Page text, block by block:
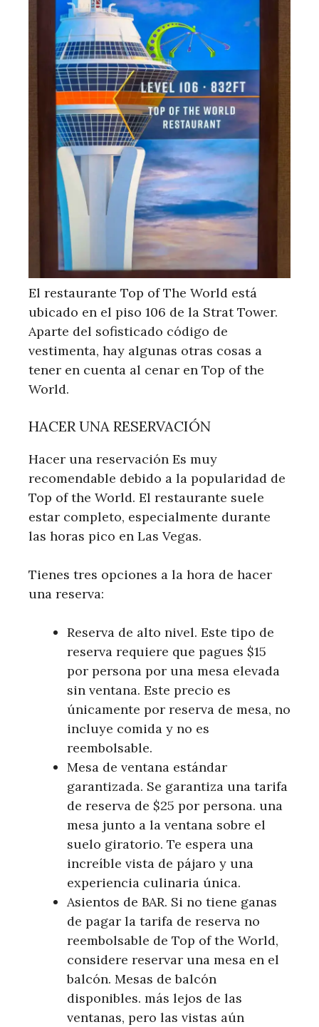
El restaurante Top of The World está
ubicado en el piso 106 de la Strat Tower.
Aparte del sofisticado código de
vestimenta, hay algunas otras cosas a
tener en cuenta al cenar en Top of the
World.
HACER UNA RESERVACIÓN
Hacer una reservación Es muy
recomendable debido a la popularidad de
Top of the World. El restaurante suele
estar completo, especialmente durante
las horas pico en Las Vegas.
Tienes tres opciones a la hora de hacer
una reserva:
Reserva de alto nivel. Este tipo de
reserva requiere que pagues $15
por persona por una mesa elevada
sin ventana. Este precio es
únicamente por reserva de mesa, no
incluye comida y no es
reembolsable.
Mesa de ventana estándar
garantizada. Se garantiza una tarifa
de reserva de $25 por persona. una
mesa junto a la ventana sobre el
suelo giratorio. Te espera una
increíble vista de pájaro y una
experiencia culinaria única.
Asientos de BAR. Si no tiene ganas
de pagar la tarifa de reserva no
reembolsable de Top of the World,
considere reservar una mesa en el
balcón. Mesas de balcón
disponibles. más lejos de las
ventanas, pero las vistas aún